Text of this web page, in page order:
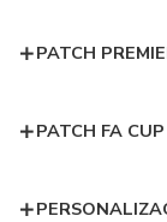
PATCH
PATCH FA CUP